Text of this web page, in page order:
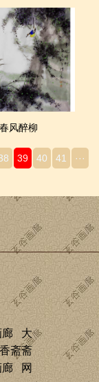
春风醉柳
39 40 41
···
廊
大
斋斋
廊
网